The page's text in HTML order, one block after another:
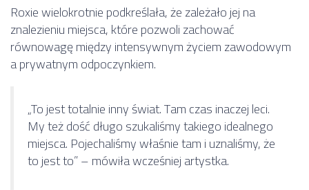
Roxie wielokrotnie podkreślała, że zależało jej na
znalezieniu miejsca, które pozwoli zachować
równowagę między intensywnym życiem zawodowym
a prywatnym odpoczynkiem.
„To jest totalnie inny świat. Tam czas inaczej leci.
My też dość długo szukaliśmy takiego idealnego
miejsca. Pojechaliśmy właśnie tam i uznaliśmy, że
to jest to” – mówiła wcześniej artystka.